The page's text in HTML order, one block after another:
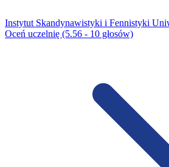
Instytut Skandynawistyki i Fennistyki
Oceń uczelnię (5.56 - 10 głosów)